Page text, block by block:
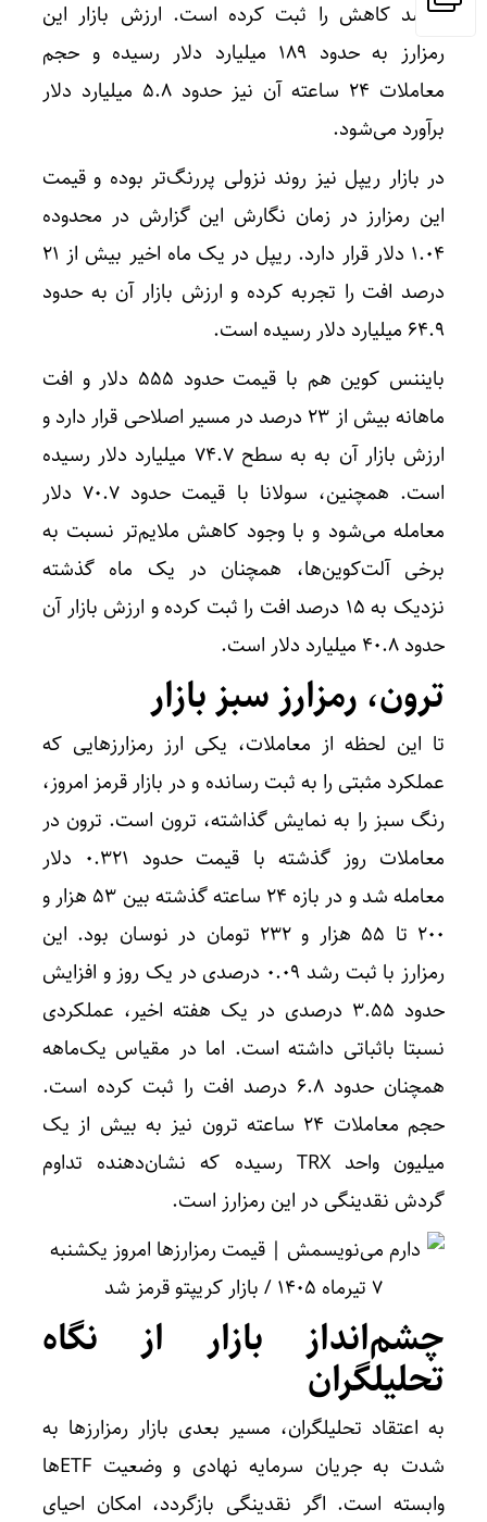
درصد کاهش را ثبت کرده است. ارزش بازار این
رمزارز به حدود ۱۸۹ میلیارد دلار رسیده و حجم
معاملات ۲۴ ساعته آن نیز حدود ۵.۸ میلیارد دلار
برآورد می‌شود.
در بازار ریپل نیز روند نزولی پررنگ‌تر بوده و قیمت
این رمزارز در زمان نگارش این گزارش در محدوده
۱.۰۴ دلار قرار دارد. ریپل در یک ماه اخیر بیش از ۲۱
درصد افت را تجربه کرده و ارزش بازار آن به حدود
۶۴.۹ میلیارد دلار رسیده است.
بایننس کوین هم با قیمت حدود ۵۵۵ دلار و افت
ماهانه بیش از ۲۳ درصد در مسیر اصلاحی قرار دارد و
ارزش بازار آن به به سطح ۷۴.۷ میلیارد دلار رسیده
است. همچنین، سولانا با قیمت حدود ۷۰.۷ دلار
معامله می‌شود و با وجود کاهش ملایم‌تر نسبت به
برخی آلت‌کوین‌ها، همچنان در یک ماه گذشته
نزدیک به ۱۵ درصد افت را ثبت کرده و ارزش بازار آن
حدود ۴۰.۸ میلیارد دلار است.
ترون، رمزارز سبز بازار
تا این لحظه از معاملات، یکی ارز رمزارز‌هایی که
عملکرد مثبتی را به ثبت رسانده و در بازار قرمز امروز،
رنگ سبز را به نمایش گذاشته، ترون است. ترون در
معاملات روز گذشته با قیمت حدود ۰.۳۲۱ دلار
معامله شد و در بازه ۲۴ ساعته گذشته بین ۵۳ هزار و
۲۰۰ تا ۵۵ هزار و ۲۳۲ تومان در نوسان بود. این
رمزارز با ثبت رشد ۰.۰۹ درصدی در یک روز و افزایش
حدود ۳.۵۵ درصدی در یک هفته اخیر، عملکردی
نسبتا باثباتی داشته است. اما در مقیاس یک‌ماهه
همچنان حدود ۶.۸ درصد افت را ثبت کرده است.
حجم معاملات ۲۴ ساعته ترون نیز به بیش از یک
میلیون واحد TRX رسیده که نشان‌دهنده تداوم
گردش نقدینگی در این رمزارز است.
چشم‌انداز بازار از نگاه
تحلیلگران
به اعتقاد تحلیلگران، مسیر بعدی بازار رمزارز‌ها به
شدت به جریان سرمایه نهادی و وضعیت ETF‌ها
وابسته است. اگر نقدینگی بازگردد، امکان احیای